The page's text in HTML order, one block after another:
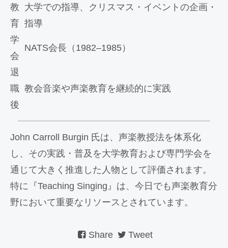
教
育
大学での指導、クリスマス・イベントの企画・
指導
学
会
NATS会長（1982–1985）
退
職
後
教会音楽や声楽教育を継続的に実践
John Carroll Burgin 氏は、声楽教授法を体系化
し、その実践・普及を大学教育および専門学会を
通じて大きく推進した人物として評価されます。
特に『Teaching Singing』は、今日でも声楽教育分
野において重要なリソースとされています。
Share Tweet